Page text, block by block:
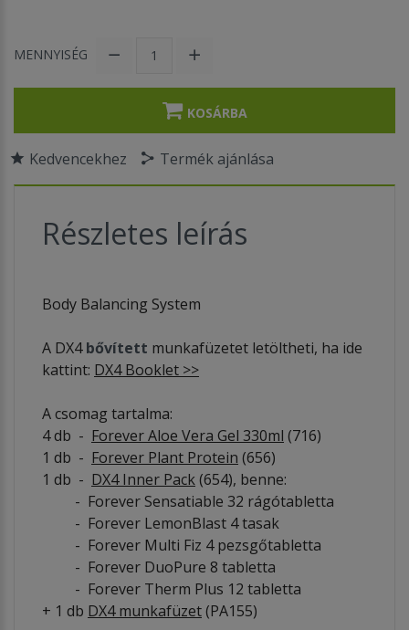
MENNYISÉG
KOSÁRBA
Kedvencekhez Termék ajánlása
Részletes leírás
Body Balancing System
A DX4bővített munkafüzetet letöltheti, ha ide
kattint: DX4 Booklet >>
A csomag tartalma:
4 db - Forever Aloe Vera Gel 330ml (716)
1 db - Forever Plant Protein (656)
1 db - DX4 Inner Pack(654), benne:
- Forever Sensatiable 32 rágótabletta
- Forever LemonBlast 4 tasak
- Forever Multi Fiz 4 pezsgőtabletta
- Forever DuoPure 8 tabletta
- Forever Therm Plus 12 tabletta
+ 1 db DX4 munkafüzet(PA155)